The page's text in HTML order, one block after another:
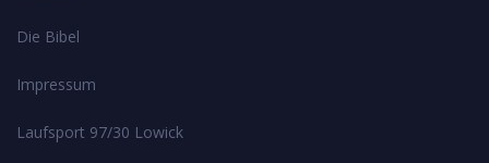
Die Bibel
Impressum
Laufsport 97/30 Lowick